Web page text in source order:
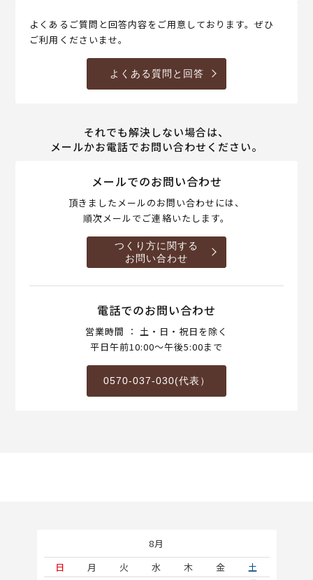
よくあるご質問と回答内容をご用意しております。ぜひ
ご利用くださいませ。
よくある質問と回答
それでも解決しない場合は、
メールかお電話でお問い合わせください。
メールでのお問い合わせ
頂きましたメールのお問い合わせには、
順次メールでご連絡いたします。
つくり方に関する
お問い合わせ
電話でのお問い合わせ
営業時間 ： 土・日・祝日を除く
平日午前10:00～午後5:00まで
0570-037-030(代表）
8月
日
月 火 水 木 金
土